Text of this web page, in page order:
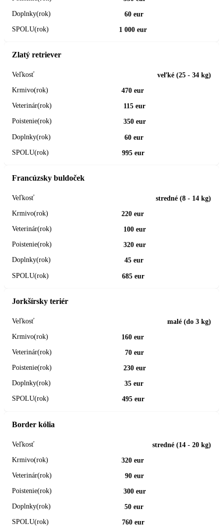
60 eur
1 000 eur
Zlatý retriever
veľké (25 - 34 kg)
470 eur
115 eur
350 eur
60 eur
995 eur
Francúzsky buldoček
stredné (8 - 14 kg)
220 eur
100 eur
320 eur
45 eur
685 eur
Jorkšírsky teriér
malé (do 3 kg)
160 eur
70 eur
230 eur
35 eur
495 eur
Border kólia
stredné (14 - 20 kg)
320 eur
90 eur
300 eur
50 eur
760 eur